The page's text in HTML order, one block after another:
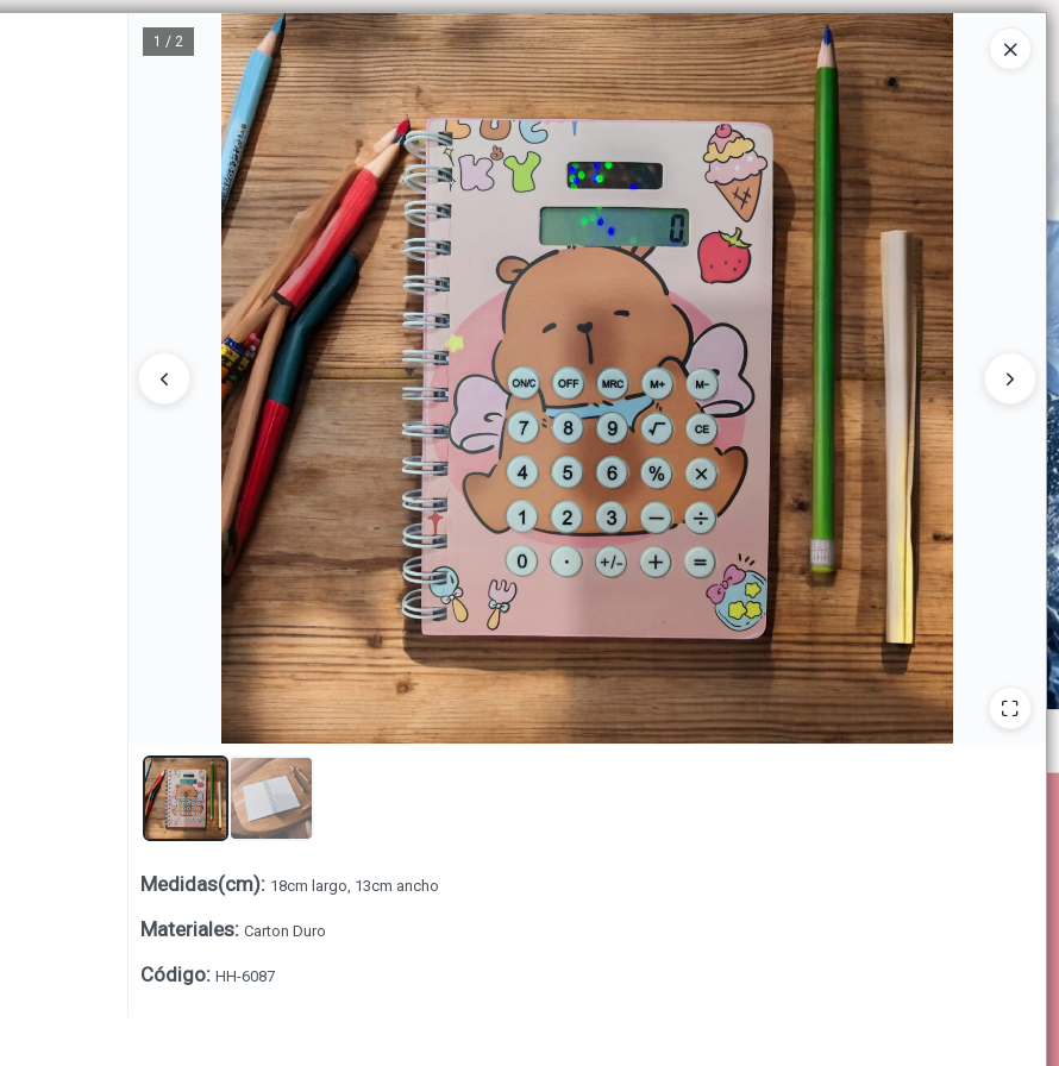
1 / 2
Medidas(cm): 18cm largo, 13cm ancho
Materiales: Carton Duro
Código: HH-6087
Ingresar a la Tienda
CÓMO COMPRAR QUIÉNES SOMOS CONTACTO